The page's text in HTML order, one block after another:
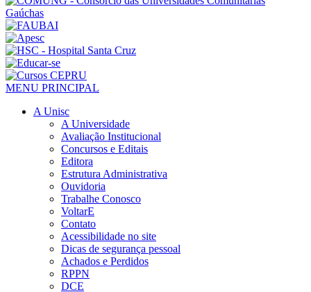
MENU PRINCIPAL
A Unisc
A Universidade
Avaliação Institucional
Concursos e Editais
Editora
Estrutura Administrativa
Ouvidoria
Trabalhe Conosco
VoltarE
Contato
Acessibilidade no site
Dicas de segurança pessoal
Achados e Perdidos
RPPN
DCE